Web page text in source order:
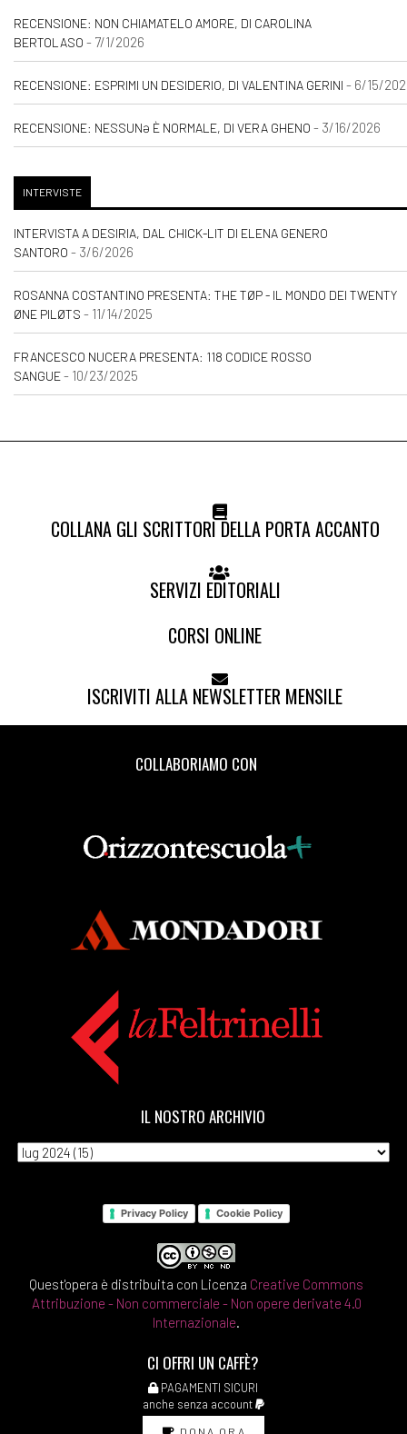
RECENSIONE: NON CHIAMATELO AMORE, DI CAROLINA
BERTOLASO - 7/1/2026
RECENSIONE: ESPRIMI UN DESIDERIO, DI VALENTINA GERINI - 6/15/
RECENSIONE: NESSUNƏ È NORMALE, DI VERA GHENO - 3/16/2026
INTERVISTE
INTERVISTA A DESIRIA, DAL CHICK-LIT DI ELENA GENERO
SANTORO - 3/6/2026
ROSANNA COSTANTINO PRESENTA: THE TØP - IL MONDO DEI TWENTY
ØNE PILØTS - 11/14/2025
FRANCESCO NUCERA PRESENTA: 118 CODICE ROSSO
SANGUE- 10/23/2025
COLLANA GLI SCRITTORI DELLA PORTA ACCANTO
SERVIZI EDITORIALI
CORSI ONLINE
ISCRIVITI ALLA NEWSLETTER MENSILE
COLLABORIAMO CON
IL NOSTRO ARCHIVIO
Privacy Policy Cookie Policy
Quest'opera è distribuita con Licenza Creative Commons
Attribuzione - Non commerciale - Non opere derivate 4.0
Internazionale.
CI OFFRI UN CAFFÈ?
PAGAMENTI SICURI
anche senza account